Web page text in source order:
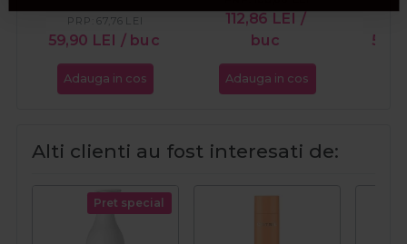
59,90 LEI / buc
PRP:67,76 LEI
Adauga in cos
112,86 LEI /
buc
Adauga in cos
Alti clienti au fost interesati de:
Pret special